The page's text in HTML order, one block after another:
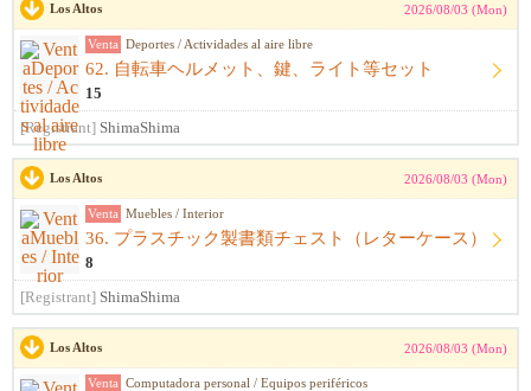
Los Altos 2026/08/03 (Mon)
Venta Deportes / Actividades al aire libre
62. 自転車ヘルメット、鍵、ライト等セット
15
[Registrant] ShimaShima
Los Altos 2026/08/03 (Mon)
Venta Muebles / Interior
36. プラスチック製書類チェスト（レターケース）
8
[Registrant] ShimaShima
Los Altos 2026/08/03 (Mon)
Venta Computadora personal / Equipos periféricos